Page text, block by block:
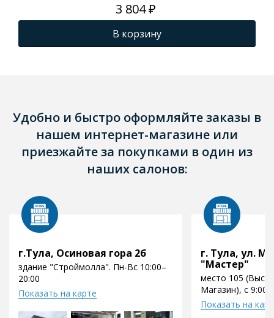
3 804 ₽
В корзину
Удобно и быстро оформляйте заказы в
нашем интернет-магазине или
приезжайте за покупками в один из
наших салонов:
г.Тула, Осиновая гора 2б
здание "Строймолла". Пн-Вс 10:00–
20:00
Показать на карте
г. Тула, ул.
"Мастер"
место 105
Магазин), с 9:00
Показать на